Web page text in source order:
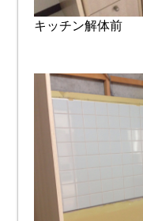
キッチン解体前